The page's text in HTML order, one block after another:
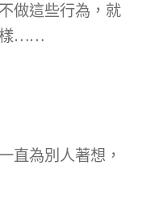
做這些行為，就
樣……
直為別人著想，